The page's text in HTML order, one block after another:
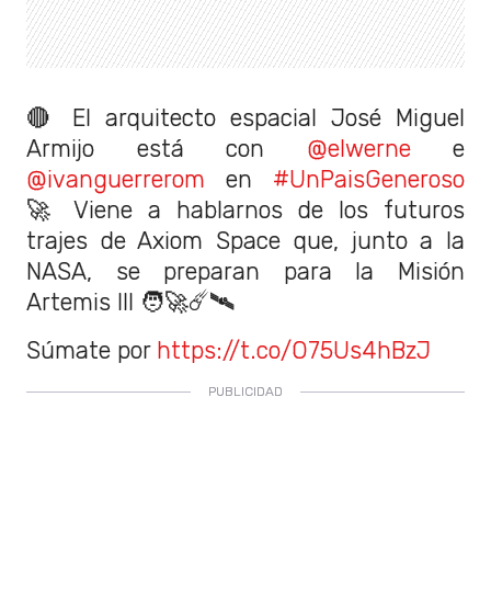
🔴 El arquitecto espacial José Miguel
Armijo está con @elwernee
@ivanguerrerom en #UnPaisGeneroso
🚀 Viene a hablarnos de los futuros
trajes de Axiom Space que, junto a la
NASA, se preparan para la Misión
Artemis III 🧑‍🚀☄️🛰️
Súmate por https://t.co/O75Us4hBzJ